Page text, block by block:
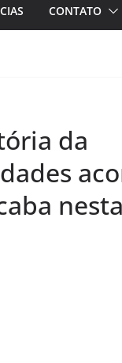
CONTATO
da